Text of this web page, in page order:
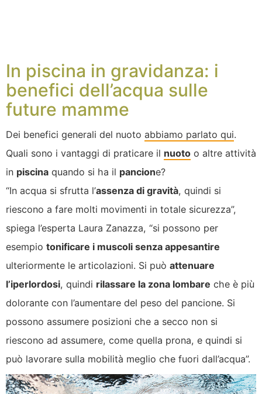
In piscina in gravidanza: i
benefici dell’acqua sulle
future mamme
Dei benefici generali del nuoto abbiamo parlato qui.
Quali sono i vantaggi di praticare il nuoto o altre attività
in piscina quando si ha il pancione?
“In acqua si sfrutta l’assenza di gravità, quindi si
riescono a fare molti movimenti in totale sicurezza”,
spiega l’esperta Laura Zanazza, “si possono per
esempio tonificare i muscoli senza appesantire
ulteriormente le articolazioni. Si può attenuare
l’iperlordosi, quindi rilassare la zona lombare che è più
dolorante con l’aumentare del peso del pancione. Si
possono assumere posizioni che a secco non si
riescono ad assumere, come quella prona, e quindi si
può lavorare sulla mobilità meglio che fuori dall’acqua”.